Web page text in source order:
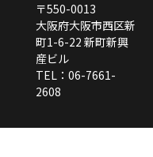
〒550-0013
大阪府大阪市西区新
町1-6-22 新町新興
産ビル
TEL：06-7661-
2608